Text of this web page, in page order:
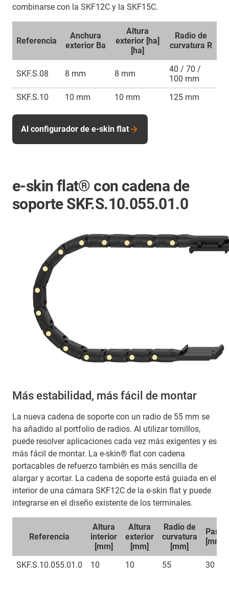
combinarse con la SKF12C y la SKF15C.
Referencia
Anchura
exterior Ba
Altura
exterior [ha]
[ha]
Radio de
curvatura R
SKF.S.08 8 mm 8 mm
40 / 70 /
100 mm
SKF.S.10
10 mm 10 mm 125 mm
Al configurador de e-skin flat
e-skin flat® con cadena de
soporte SKF.S.10.055.01.0
Más estabilidad, más fácil de montar
La nueva cadena de soporte con un radio de 55 mm se
ha añadido al portfolio de radios. Al utilizar tornillos,
puede resolver aplicaciones cada vez más exigentes y es
más fácil de montar. La e-skin® flat con cadena
portacables de refuerzo también es más sencilla de
alargar y acortar. La cadena de soporte está guiada en el
interior de una cámara SKF12C de la e-skin flat y puede
integrarse en el diseño existente de los terminales.
Referencia
Altura
interior
[mm]
Altura
exterior
[mm]
Radio de
curvatura
[mm]
Paso
[mm]
SKF.S.10.055.01.0 10 10 55 30